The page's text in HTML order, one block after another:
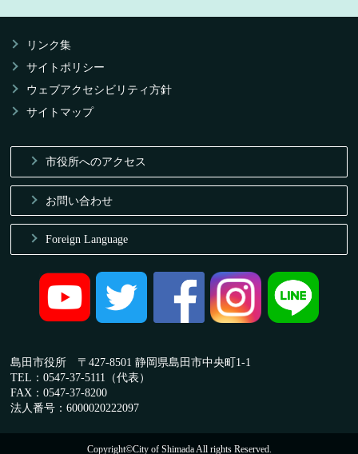
リンク集
サイトポリシー
ウェブアクセシビリティ方針
サイトマップ
市役所へのアクセス
お問い合わせ
Foreign Language
島田市役所 〒427-8501 静岡県島田市中央町1-1
TEL：0547-37-5111（代表）
FAX：0547-37-8200
法人番号：6000020222097
Copyright©City of Shimada All rights Reserved.